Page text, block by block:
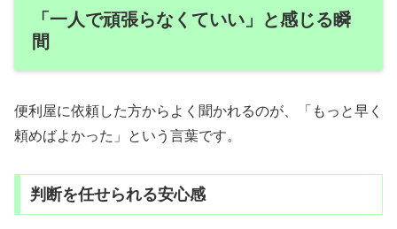
「一人で頑張らなくていい」と感じる瞬
間
便利屋に依頼した方からよく聞かれるのが、「もっと早く
頼めばよかった」という言葉です。
判断を任せられる安心感